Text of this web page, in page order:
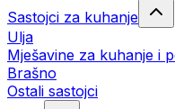
Sastojci za kuhanje
Ulja
Mješavine za kuhanje i
Brašno
Ostali sastojci